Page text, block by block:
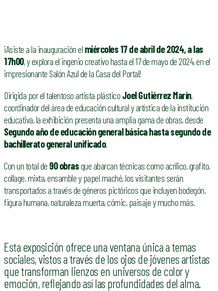
¡Asiste a la inauguración el miércoles 17 de abril de 2024, a las
17h00, y explora el ingenio creativo hasta el 17 de mayo de 2024, en el
impresionante Salón Azul de la Casa del Portal!
Dirigida por el talentoso artista plástico Joel Gutiérrez Marín,
coordinador del área de educación cultural y artística de la institución
educativa, la exhibición presenta una amplia gama de obras, desde
Segundo año de educación general básica hasta segundo de
bachillerato general unificado.
Con un total de 90 obrasque abarcan técnicas como acrílico, grafito,
collage, mixta, ensamble y papel maché, los visitantes serán
transportados a través de géneros pictóricos que incluyen bodegón,
figura humana, naturaleza muerta, cómic, paisaje y mucho más.
Esta exposición ofrece una ventana única a temas
sociales, vistos a través de los ojos de jóvenes artistas
que transforman lienzos en universos de color y
emoción, reflejando así las profundidades del alma.